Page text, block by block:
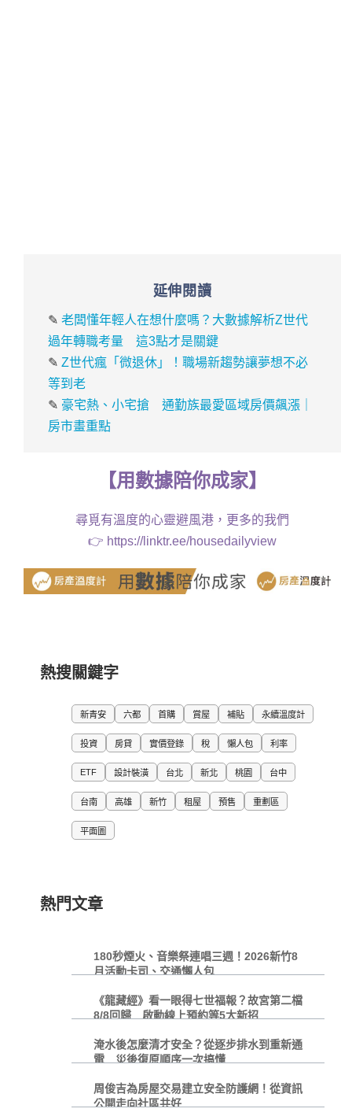
延伸閱讀
✎老闆懂年輕人在想什麼嗎？大數據解析Z世代
過年轉職考量 這3點才是關鍵
✎Z世代瘋「微退休」！職場新趨勢讓夢想不必
等到老
✎ 豪宅熱、小宅搶 通勤族最愛區域房價飆漲｜
房市畫重點
【用數據陪你成家】
尋覓有溫度的心靈避風港，更多的我們
👉 https://linktr.ee/housedailyview
熱搜關鍵字
新青安 六都 首購 賞屋 補貼 永續溫度計
投資 房貸 實價登錄 稅 懶人包 利率
ETF 設計裝潢 台北 新北 桃園 台中
台南 高雄 新竹 租屋 預售 重劃區
平面圖
熱門文章
180秒煙火、音樂祭連唱三週！2026新竹8
月活動卡司、交通懶人包
《龍藏經》看一眼得七世福報？故宮第二檔
8/8回歸 啟動線上預約等5大新招
淹水後怎麼清才安全？從逐步排水到重新通
電 災後復原順序一次搞懂
周俊吉為房屋交易建立安全防護網！從資訊
公開走向社區共好